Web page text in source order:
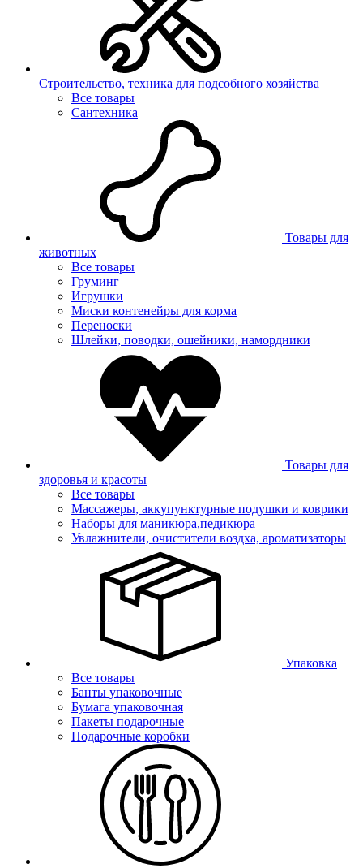
Строительство, техника для подсобного хозяйства
Все товары
Сантехника
Товары для
животных
Все товары
Груминг
Игрушки
Миски контенейры для корма
Переноски
Шлейки, поводки, ошейники, намордники
Товары для
здоровья и красоты
Все товары
Массажеры, аккупунктурные подушки и коврики
Наборы для маникюра,педикюра
Увлажнители, очистители воздха, ароматизаторы
Упаковка
Все товары
Банты упаковочные
Бумага упаковочная
Пакеты подарочные
Подарочные коробки